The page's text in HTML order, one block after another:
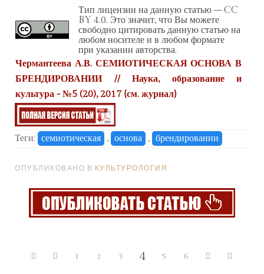
Тип лицензии на данную статью – CC
BY 4.0. Это значит, что Вы можете
свободно цитировать данную статью на
любом носителе и в любом формате
при указании авторства.
Чермантеева А.В. СЕМИОТИЧЕСКАЯ ОСНОВА В
БРЕНДИРОВАНИИ // Наука, образование и
культура - №5 (20), 2017 {см. журнал}
Теги: семиотическая , основа , брендировании
ОПУБЛИКОВАНО В КУЛЬТУРОЛОГИЯ
1 2 3 4 5 6